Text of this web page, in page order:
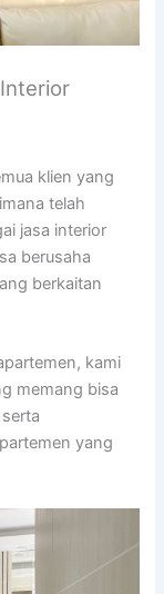
klien yang
telah
jasa interior
berusaha
berkaitan
kami
memang bisa
yang